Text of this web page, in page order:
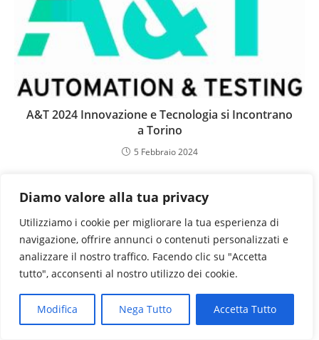
Diamo valore alla tua privacy
Utilizziamo i cookie per migliorare la tua esperienza di
navigazione, offrire annunci o contenuti personalizzati e
analizzare il nostro traffico. Facendo clic su "Accetta
tutto", acconsenti al nostro utilizzo dei cookie.
Modifica Nega Tutto Accetta Tutto
A&T 2024 Innovazione e Tecnologia si Incontrano
a Torino
5 Febbraio 2024